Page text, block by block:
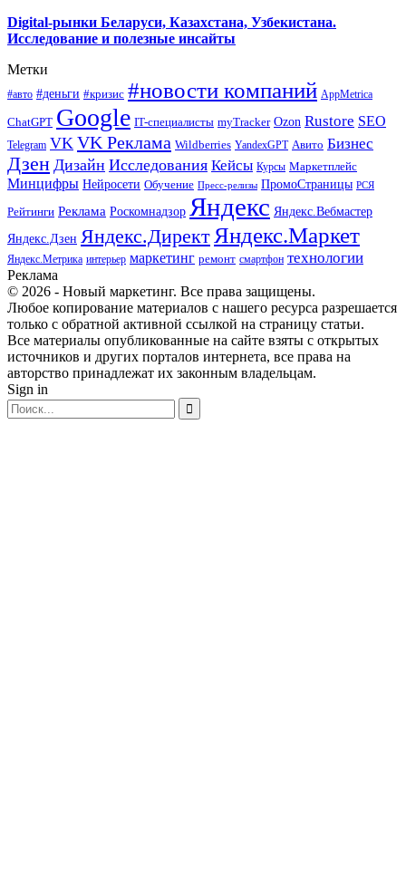
Digital-рынки Беларуси, Казахстана, Узбекистана.
Исследование и полезные инсайты
Метки
#авто #деньги #кризис #новости компаний AppMetrica
ChatGPT Google IT-специалисты myTracker Ozon Rustore SEO
Telegram VK VK Реклама Wildberries YandexGPT Авито Бизнес
Дзен Дизайн Исследования Кейсы Курсы Маркетплейс
Минцифры Нейросети Обучение Пресс-релизы ПромоСтраницы РСЯ
Рейтинги Реклама Роскомнадзор Яндекс Яндекс.Вебмастер
Яндекс.Дзен Яндекс.ДиректЯндекс.Маркет
Яндекс.Метрика интерьер маркетинг ремонт смартфон технологии
Реклама
© 2026 - Новый маркетинг. Все права защищены.
Любое копирование материалов с нашего ресурса разрешается
только с обратной активной ссылкой на страницу статьи.
Все материалы опубликованные на сайте взяты с открытых
источников и других порталов интернета, все права на
авторство принадлежат их законным владельцам.
Sign in